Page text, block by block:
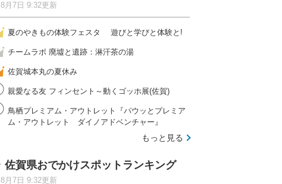
8月7日 9:32更新
夏のやきもの体験フェスタ 遊びと学びと体験と!
チームラボ 廃墟と遺跡：淋汗茶の湯
佐賀城本丸の夏休み
親愛なる友 フィンセント～動くゴッホ展(佐賀)
鳥栖プレミアム・アウトレット『パウッとプレミア
ム・アウトレット ダイノアドベンチャー』
もっと見る
佐賀県おでかけスポットランキング
8月7日 9:32更新